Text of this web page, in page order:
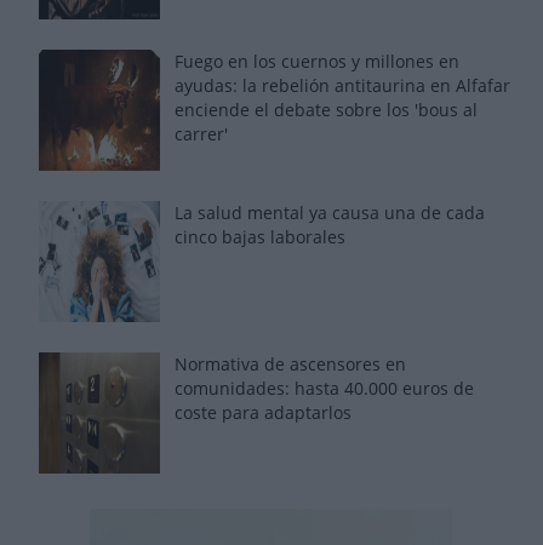
Fuego en los cuernos y millones en
ayudas: la rebelión antitaurina en Alfafar
enciende el debate sobre los 'bous al
carrer'
La salud mental ya causa una de cada
cinco bajas laborales
Normativa de ascensores en
comunidades: hasta 40.000 euros de
coste para adaptarlos